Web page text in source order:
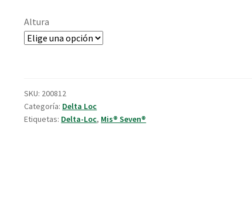
Altura
SKU: 200812
Categoría: Delta Loc
Etiquetas: Delta-Loc, Mis® Seven®